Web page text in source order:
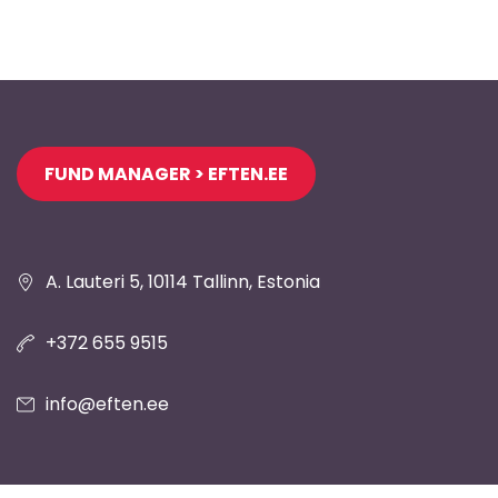
Jaluse
navigatsioon
A. Lauteri 5, 10114 Tallinn, Estonia
FUND MANAGER > EFTEN.EE
+372 655 9515
info@eften.ee